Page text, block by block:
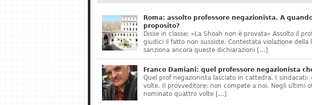
Roma: assolto professore negazionista. A
proposito?
Disse in classe: «La Shoah non è provata» Assolto il
giudici il fatto non sussiste. Contestata violazione della
sanziona ancora queste dichiarazioni […]
Franco Damiani: quel professore negazionista
Quel prof negazionista lasciato in cattedra. I sindacati:
volte. Il provveditore: non compete a noi. Negli ultimi
nominato quattro volte […]